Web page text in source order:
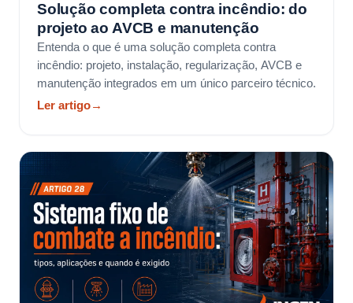
Solução completa contra incêndio: do
projeto ao AVCB e manutenção
Entenda o que é uma solução completa contra
incêndio: projeto, instalação, regularização, AVCB e
manutenção integrados em um único parceiro técnico.
Ler artigo→